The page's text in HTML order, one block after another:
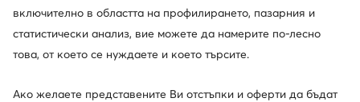
включително в областта на профилирането, пазарния и
статистически анализ, вие можете да намерите по-лесно
това, от което се нуждаете и което търсите.
Ако желаете представените Ви отстъпки и оферти да бъдат